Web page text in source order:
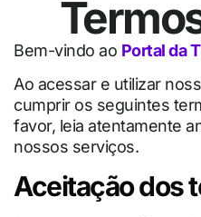
Bem-vindo ao Portal da
Ao acessar e utilizar
cumprir os seguintes
favor, leia atentamente
nossos serviços.
Aceitação dos